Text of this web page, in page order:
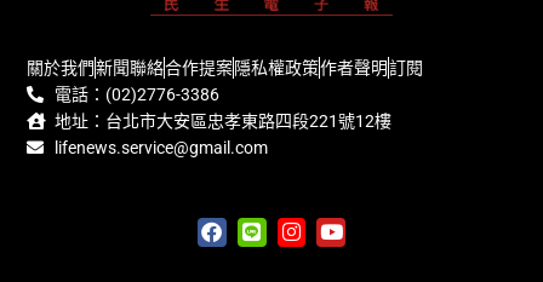
關於我們新聞聯絡合作提案隱私權政策作者聲明訂閱
電話：(02)2776-3386
地址：台北市大安區忠孝東路四段221號12樓
lifenews.service@gmail.com